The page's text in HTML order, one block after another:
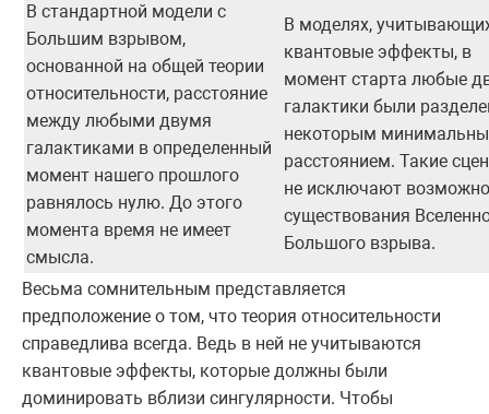
В стандартной модели с
Большим взрывом,
основанной на общей теории
относительности, расстояние
между любыми двумя
галактиками в определенный
момент нашего прошлого
равнялось нулю. До этого
момента время не имеет
смысла.
В моделях,
квантовые эффекты, в
момент старта любые
галактики были
некоторым
расстоянием. Такие
не исключают
существования
Большого взрыва.
Весьма сомнительным представляется
предположение о том, что теория относительности
справедлива всегда. Ведь в ней не учитываются
квантовые эффекты, которые должны были
доминировать вблизи сингулярности. Чтобы